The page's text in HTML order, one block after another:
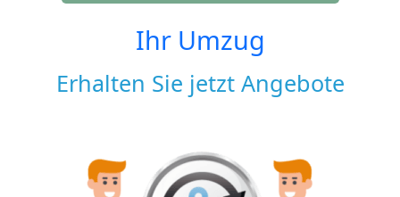
Ihr Umzug
Erhalten Sie jetzt Angebote